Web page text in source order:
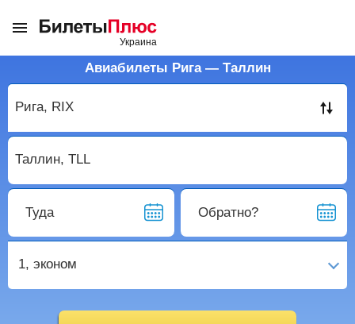
Авиабилеты Рига — Таллин
Туда Обратно?
1, эконом